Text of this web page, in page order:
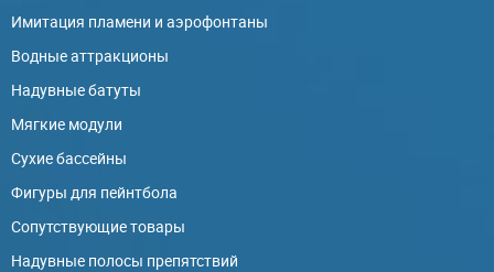
Имитация пламени и аэрофонтаны
Водные аттракционы
Надувные батуты
Мягкие модули
Сухие бассейны
Фигуры для пейнтбола
Сопутствующие товары
Надувные полосы препятствий